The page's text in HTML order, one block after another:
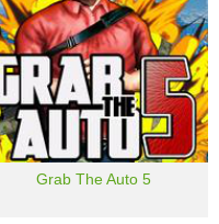
Grab The Auto 5